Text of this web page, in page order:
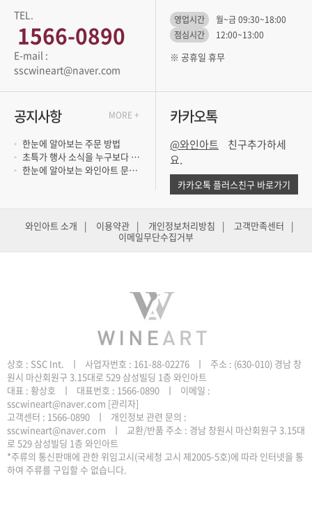
TEL.
1566-0890
sscwineart@naver.com
영업시간
월~금 09:30~18:00
점심시간
12:00~13:00
※ 공휴일 휴무
공지사항
한눈에 알아보는 주문 방법
초특가 행사 소식을 누구보다 빨리 듣고 싶..
한눈에 알아보는 와인아트 문의 방법
MORE + 카카오톡
@와인아트
요.
카카오톡 플러스친구 바로가기
와인아트 소개 | 이용약관 | 개인정보처리방침 | 고객만족센터
|
이메일무단수집거부
원시 마산회원구 3.15대로 529 삼성빌딩 1층 와인아트
sscwineart@naver.com [관리자]
로 529 삼성빌딩 1층 와인아트
하여 주류를 구입할 수 없습니다.